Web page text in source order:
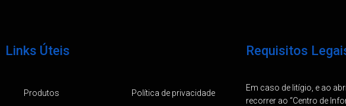
Links Úteis
Produtos Política de privacidade
Requisitos
Em caso de litígio, e ao
recorrer ao “Centro de